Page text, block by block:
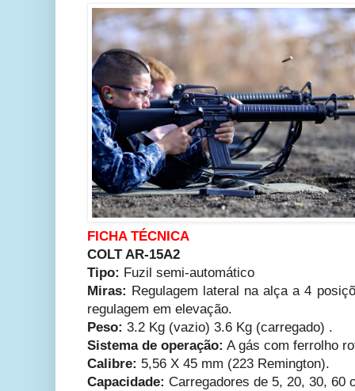
FICHA TÉCNICA
COLT AR-15A2
Tipo: Fuzil semi-automático
Miras: Regulagem lateral na alça a 4
regulagem em elevação.
Peso: 3.2 Kg (vazio) 3.6 Kg (carregado) .
Sistema de operação: A gás com ferrolho
Calibre: 5,56 X 45 mm (223 Remington).
Capacidade: Carregadores de 5, 20, 30, 60